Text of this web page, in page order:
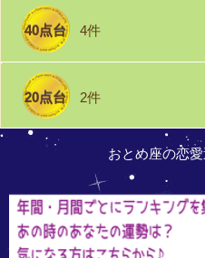
40点台 4件
20点台 2件
おとめ座の恋